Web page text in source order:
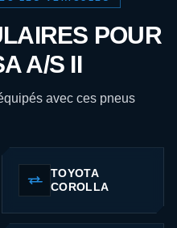
POUR
A/S II
avec ces pneus
TOYOTA
COROLLA